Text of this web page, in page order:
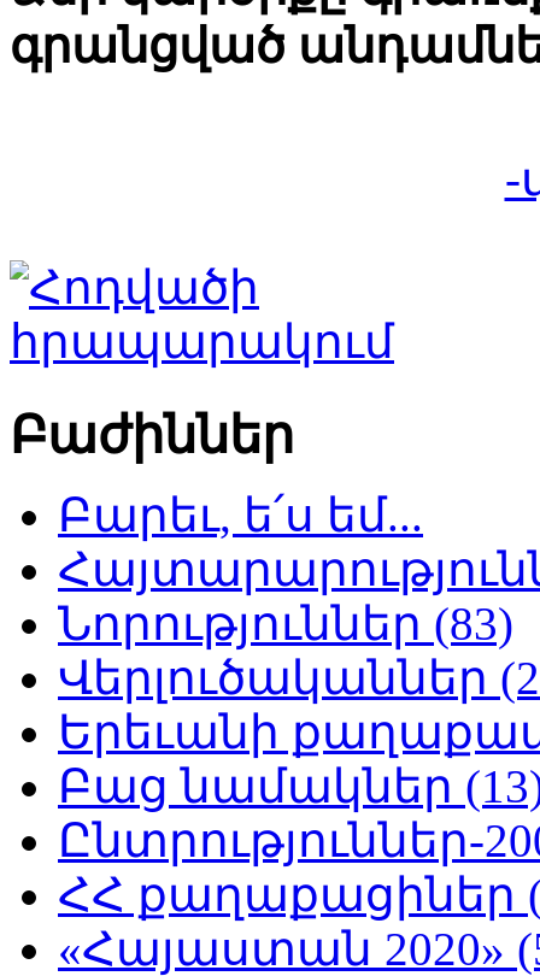
գրանցված
-
Բաժիններ
Բարեւ, ե՛ս եմ...
Նորություններ (83)
Վերլուծականներ
Երեւանի
Բաց նամակներ
Ընտրություններ-
ՀՀ քաղաքացիներ
«Հայաստան 2020»